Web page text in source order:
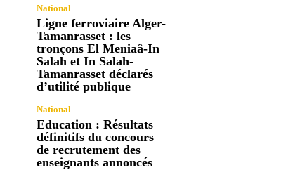
National
Ligne ferroviaire Alger-
Tamanrasset : les
tronçons El Meniaâ-In
Salah et In Salah-
Tamanrasset déclarés
d’utilité publique
National
Education : Résultats
définitifs du concours
de recrutement des
enseignants annoncés